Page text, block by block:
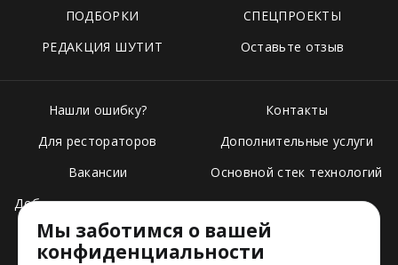
ПОДБОРКИ
СПЕЦПРОЕКТЫ
РЕДАКЦИЯ ШУТИТ
Оставьте отзыв
Нашли ошибку?
Для рестораторов
Вакансии
Добавить свое заведение
Тарифы
Контакты
Дополнительные услуги
Основной стек технологий
Мы заботимся о вашей
конфиденциальности